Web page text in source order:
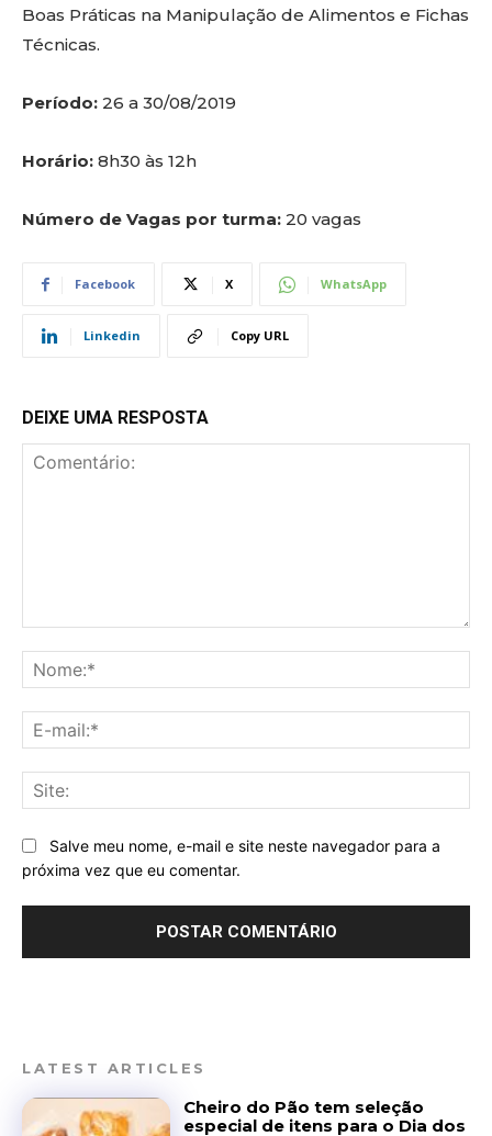
Boas Práticas na Manipulação de Alimentos e Fichas
Técnicas.
Período: 26 a 30/08/2019
Horário: 8h30 às 12h
Número de Vagas por turma: 20 vagas
Facebook X WhatsApp
Linkedin Copy URL
DEIXE UMA RESPOSTA
Salve meu nome, e-mail e site neste navegador para a
próxima vez que eu comentar.
LATEST ARTICLES
Cheiro do Pão tem seleção
especial de itens para o Dia dos